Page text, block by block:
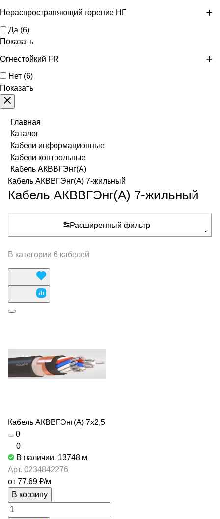
Нераспространяющий горение НГ
Да (6)
Показать
Огнестойкий FR
Нет (6)
Показать
Главная
Каталог
Кабели информационные
Кабели контрольные
Кабель АКВВГЭнг(А)
Кабель АКВВГЭнг(А) 7-жильный
Кабель АКВВГЭнг(А) 7-жильный
Расширенный фильтр
В категории 6 кабелей
Кабель АКВВГЭнг(А) 7х2,5
0
0
В наличии: 13748 м
Арт. 0234842276
от 77.69 ₽/м
В корзину